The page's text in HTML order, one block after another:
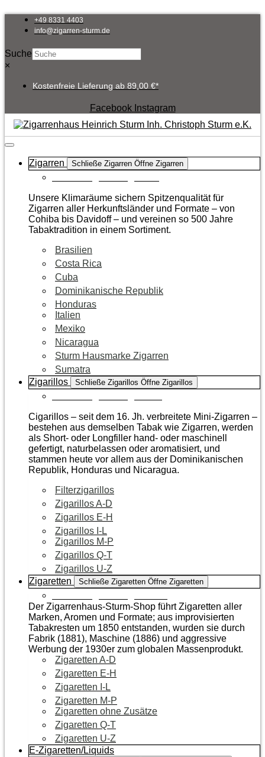
Inhalt
springen
+49 8331 4403
info@zigarren-sturm.de
Suche
×
Kostenfreie Lieferung ab 89,00 €*
Facebook Instagram
Zigarren Schließe Zigarren Öffne Zigarren
Unsere Klimaräume sichern Spitzenqualität für
Zigarren aller Herkunftsländer und Formate – von
Cohiba bis Davidoff – und vereinen so 500 Jahre
Tabaktradition in einem Sortiment.
Brasilien
Costa Rica
Cuba
Dominikanische Republik
Honduras
Italien
Mexiko
Nicaragua
Sturm Hausmarke Zigarren
Sumatra
Zigarillos
Schließe Zigarillos Öffne Zigarillos
Cigarillos – seit dem 16. Jh. verbreitete Mini-Zigarren –
bestehen aus demselben Tabak wie Zigarren, werden
als Short- oder Longfiller hand- oder maschinell
gefertigt, naturbelassen oder aromatisiert, und
stammen heute vor allem aus der Dominikanischen
Republik, Honduras und Nicaragua.
Filterzigarillos
Zigarillos A-D
Zigarillos E-H
Zigarillos I-L
Zigarillos M-P
Zigarillos Q-T
Zigarillos U-Z
Zigaretten
Schließe Zigaretten Öffne Zigaretten
Der Zigarrenhaus-Sturm-Shop führt Zigaretten aller
Marken, Aromen und Formate; aus improvisierten
Tabakresten um 1850 entstanden, wurden sie durch
Fabrik (1881), Maschine (1886) und aggressive
Werbung der 1930er zum globalen Massenprodukt.
Zigaretten A-D
Zigaretten E-H
Zigaretten I-L
Zigaretten M-P
Zigaretten ohne Zusätze
Zigaretten Q-T
Zigaretten U-Z
E-Zigaretten/Liquids